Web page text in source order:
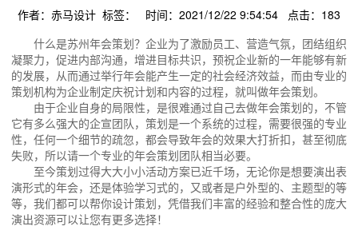
作者：赤马设计 标签： 时间：2021/12/22 9:54:54 点击： 183
什么是苏州年会策划？企业为了激励员工、营造气氛，团结组织
凝聚力，促进内部沟通，增进目标共识，预祝企业新的一年能够有新
的发展，从而通过举行年会能产生一定的社会经济效益，而由专业的
策划机构为企业制定庆祝计划和内容的过程，就叫做年会策划。
由于企业自身的局限性，是很难通过自己去做年会策划的，不管
它有多么强大的企宣团队，策划是一个系统的过程，需要很强的专业
性，任何一个细节的疏忽，都会导致年会的效果大打折扣，甚至彻底
失败，所以请一个专业的年会策划团队相当必要。
至今策划过得大大小小活动方案已近千场，无论你是想要演出表
演形式的年会，还是体验学习式的，又或者是户外型的、主题型的等
等，我们都可以帮你设计策划，凭借我们丰富的经验和整合性的庞大
演出资源可以让您有更多选择！